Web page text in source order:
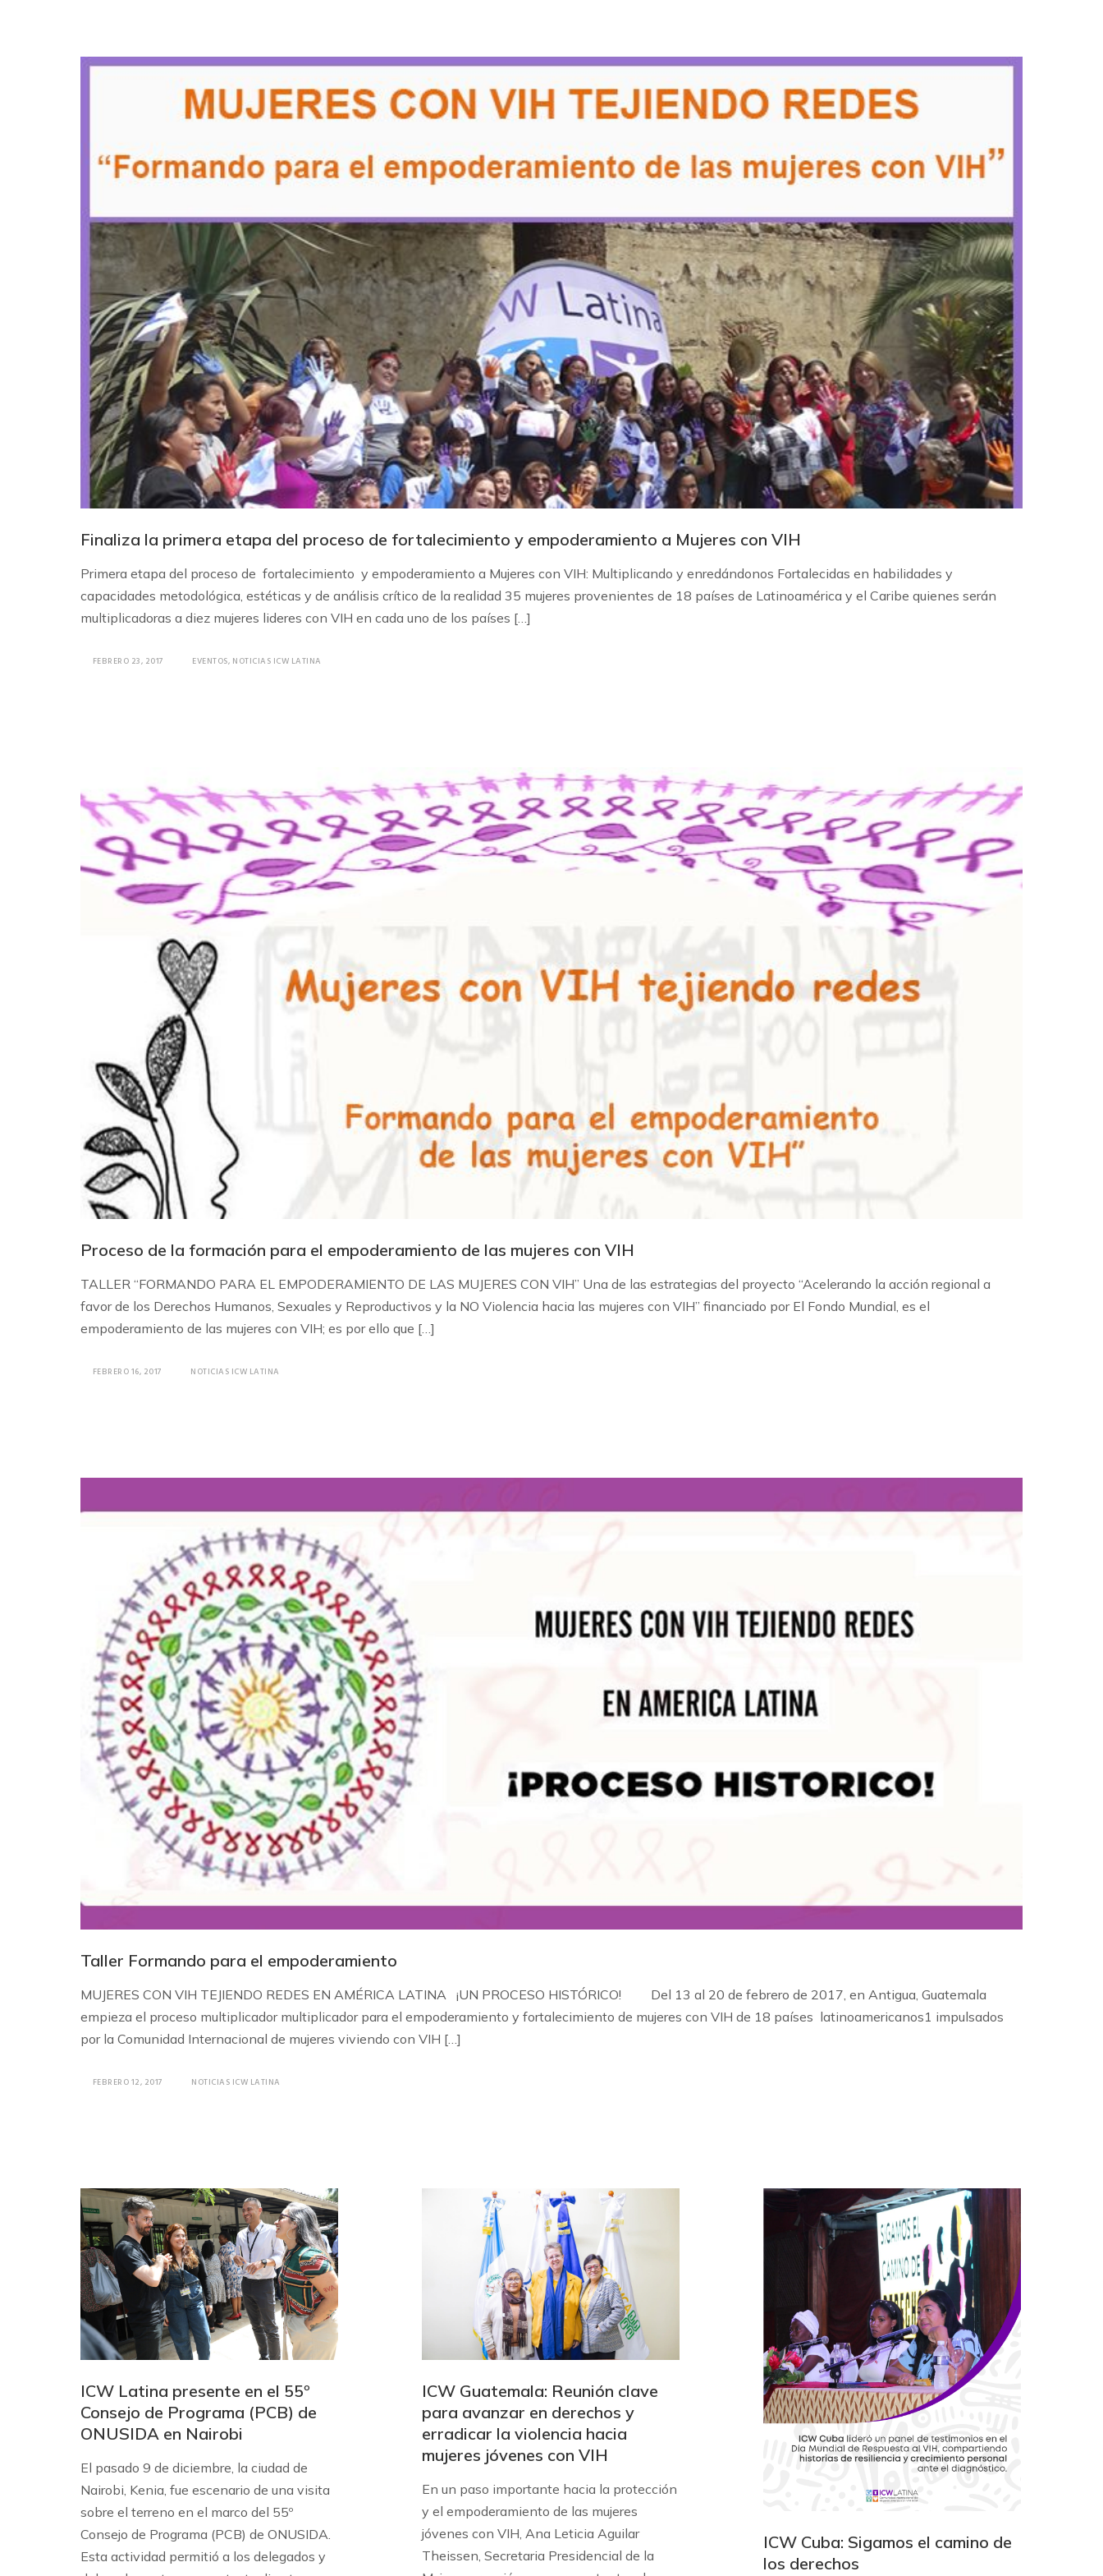
Finaliza la primera etapa del proceso de fortalecimiento y empoderamiento a Mujeres con VIH
Primera etapa del proceso de fortalecimiento y empoderamiento a Mujeres con VIH: Multiplicando y enredándonos Fortalecidas en habilidades y
capacidades metodológica, estéticas y de análisis crítico de la realidad 35 mujeres provenientes de 18 países de Latinoamérica y el Caribe quienes serán
multiplicadoras a diez mujeres lideres con VIH en cada uno de los países […]
FEBRERO 23, 2017 EVENTOS, NOTICIAS ICW LATINA
Proceso de la formación para el empoderamiento de las mujeres con VIH
TALLER “FORMANDO PARA EL EMPODERAMIENTO DE LAS MUJERES CON VIH” Una de las estrategias del proyecto “Acelerando la acción regional a
favor de los Derechos Humanos, Sexuales y Reproductivos y la NO Violencia hacia las mujeres con VIH” financiado por El Fondo Mundial, es el
empoderamiento de las mujeres con VIH; es por ello que […]
FEBRERO 16, 2017 NOTICIAS ICW LATINA
Taller Formando para el empoderamiento
MUJERES CON VIH TEJIENDO REDES EN AMÉRICA LATINA ¡UN PROCESO HISTÓRICO! Del 13 al 20 de febrero de 2017, en Antigua, Guatemala
empieza el proceso multiplicador multiplicador para el empoderamiento y fortalecimiento de mujeres con VIH de 18 países latinoamericanos1 impulsados
por la Comunidad Internacional de mujeres viviendo con VIH […]
FEBRERO 12, 2017 NOTICIAS ICW LATINA
ICW Latina presente en el 55º
Consejo de Programa (PCB) de
ONUSIDA en Nairobi
El pasado 9 de diciembre, la ciudad de
Nairobi, Kenia, fue escenario de una visita
sobre el terreno en el marco del 55º
Consejo de Programa (PCB) de ONUSIDA.
Esta actividad permitió a los delegados y
ICW Guatemala: Reunión clave
para avanzar en derechos y
erradicar la violencia hacia
mujeres jóvenes con VIH
En un paso importante hacia la protección
y el empoderamiento de las mujeres
jóvenes con VIH, Ana Leticia Aguilar
Theissen, Secretaria Presidencial de la
ICW Cuba: Sigamos el camino de
los derechos